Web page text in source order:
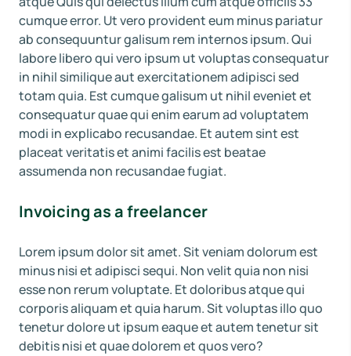
cumque error. Ut vero provident eum minus pariatur
ab consequuntur galisum rem internos ipsum. Qui
labore libero qui vero ipsum ut voluptas consequatur
in nihil similique aut exercitationem adipisci sed
totam quia. Est cumque galisum ut nihil eveniet et
consequatur quae qui enim earum ad voluptatem
modi in explicabo recusandae. Et autem sint est
placeat veritatis et animi facilis est beatae
assumenda non recusandae fugiat.
Invoicing as a freelancer
Lorem ipsum dolor sit amet. Sit veniam dolorum est
minus nisi et adipisci sequi. Non velit quia non nisi
esse non rerum voluptate. Et doloribus atque qui
corporis aliquam et quia harum. Sit voluptas illo quo
tenetur dolore ut ipsum eaque et autem tenetur sit
debitis nisi et quae dolorem et quos vero?